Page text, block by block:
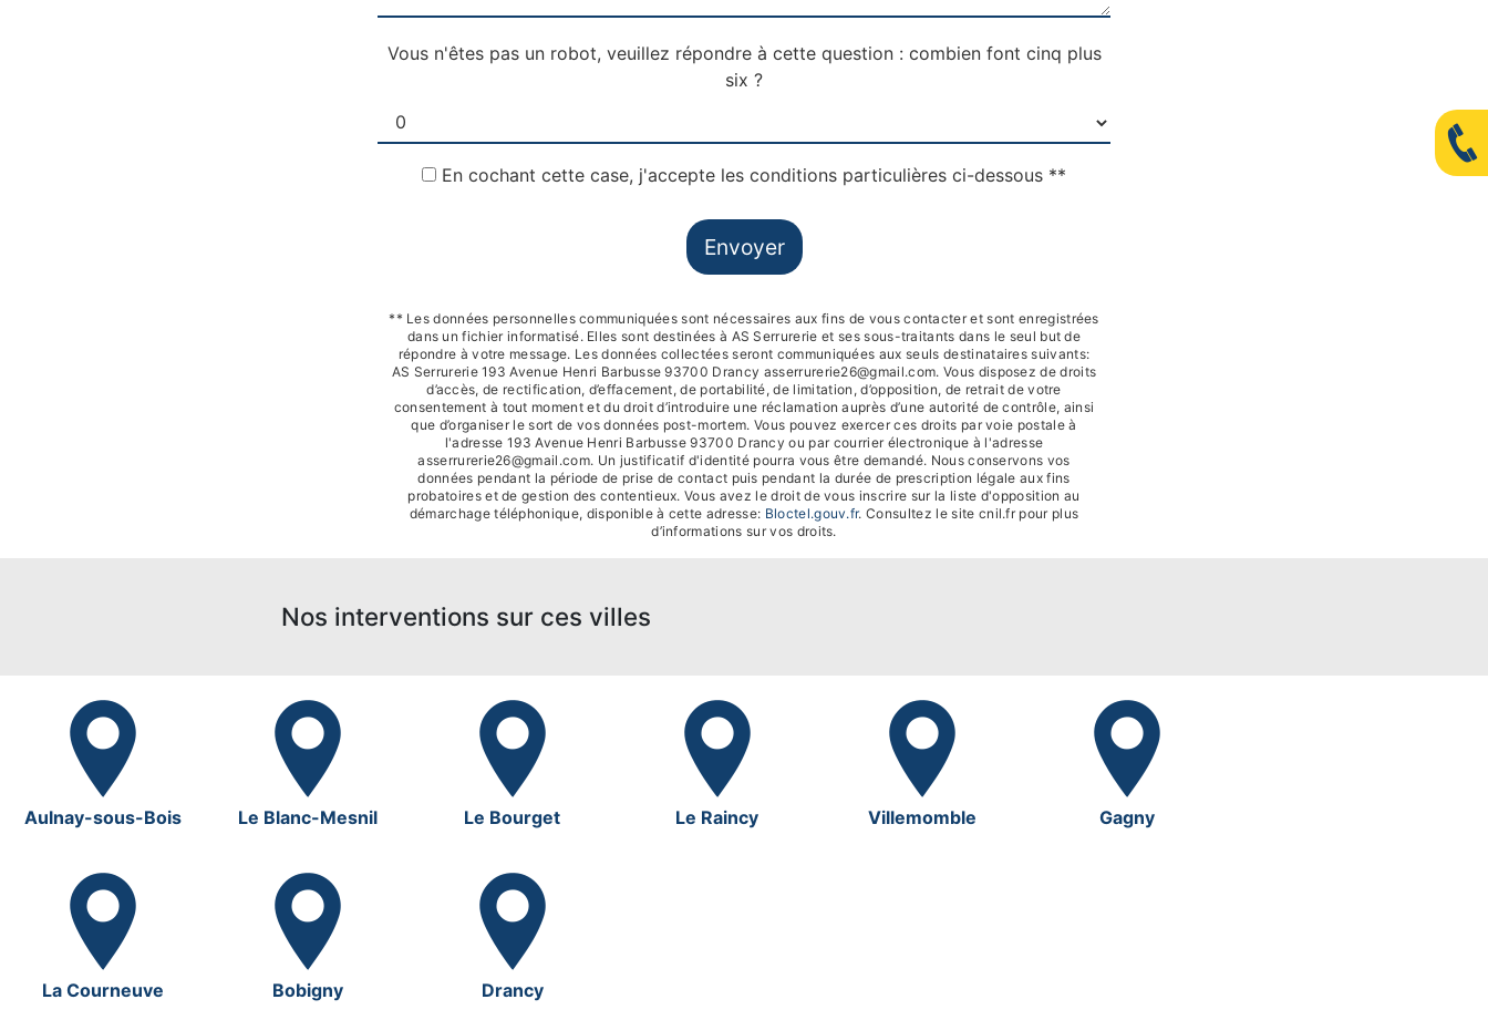
Vous n'êtes pas un robot, veuillez répondre à cette question : combien font cinq plus
six ?
En cochant cette case, j'accepte les conditions particulières ci-dessous **
Envoyer
** Les données personnelles communiquées sont nécessaires aux fins de vous contacter et sont enregistrées
dans un fichier informatisé. Elles sont destinées à AS Serrurerie et ses sous-traitants dans le seul but de
répondre à votre message. Les données collectées seront communiquées aux seuls destinataires suivants:
AS Serrurerie 193 Avenue Henri Barbusse 93700 Drancy asserrurerie26@gmail.com. Vous disposez de droits
d’accès, de rectification, d’effacement, de portabilité, de limitation, d’opposition, de retrait de votre
consentement à tout moment et du droit d’introduire une réclamation auprès d’une autorité de contrôle, ainsi
que d’organiser le sort de vos données post-mortem. Vous pouvez exercer ces droits par voie postale à
l'adresse 193 Avenue Henri Barbusse 93700 Drancy ou par courrier électronique à l'adresse
asserrurerie26@gmail.com. Un justificatif d'identité pourra vous être demandé. Nous conservons vos
données pendant la période de prise de contact puis pendant la durée de prescription légale aux fins
probatoires et de gestion des contentieux. Vous avez le droit de vous inscrire sur la liste d'opposition au
démarchage téléphonique, disponible à cette adresse: Bloctel.gouv.fr. Consultez le site cnil.fr pour plus
d’informations sur vos droits.
Nos interventions sur ces villes
Aulnay-sous-Bois Le Blanc-Mesnil Le Bourget Le Raincy Villemomble Gagny
La Courneuve Bobigny Drancy